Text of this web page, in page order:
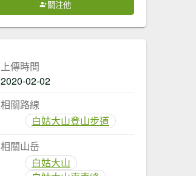
關注他
上傳時間
2020-02-02
相關路線
白姑大山登山步道
相關山岳
白姑大山